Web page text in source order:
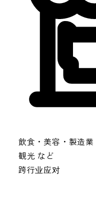
飲食・美容・製造業
観光 など
跨行业应对